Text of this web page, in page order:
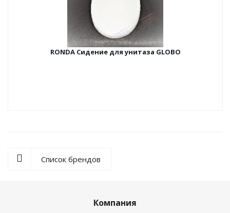
RONDA Сидение для унитаза GLOBO
Список брендов
Компания